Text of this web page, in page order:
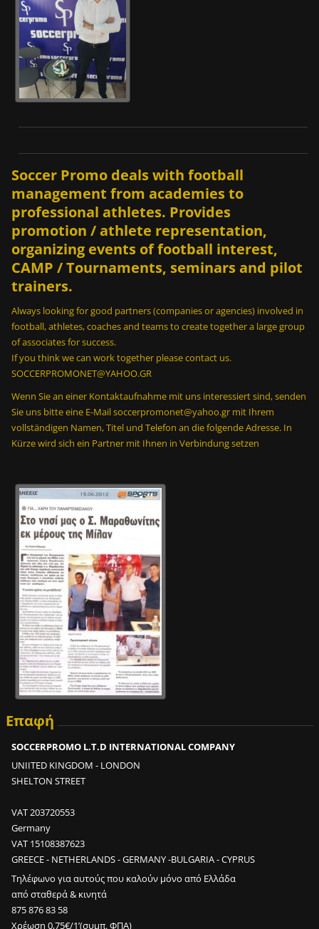
Soccer Promo deals with football
management from academies to
professional athletes. Provides
promotion / athlete representation,
organizing events of football interest,
CAMP / Tournaments, seminars and pilot
trainers.
Always looking for good partners (companies or agencies) involved in
football, athletes, coaches and teams to create together a large group
of associates for success.
If you think we can work together please contact us.
SOCCERPROMONET@YAHOO.GR
Wenn Sie an einer Kontaktaufnahme mit uns interessiert sind, senden
Sie uns bitte eine E-Mail soccerpromonet@yahoo.gr mit Ihrem
vollständigen Namen, Titel und Telefon an die folgende Adresse. In
Kürze wird sich ein Partner mit Ihnen in Verbindung setzen
Επαφή
SOCCERPROMO L.T.D INTERNATIONAL COMPANY
UNIITED KINGDOM - LONDON
SHELTON STREET
VAT 203720553
Germany
VAT 15108387623
GREECE - NETHERLANDS - GERMANY -BULGARIA - CYPRUS
Τηλέφωνο για αυτούς που καλούν μόνο από Ελλάδα
από σταθερά & κινητά
875 876 83 58
Χρέωση 0,75€/1’(συμπ. ΦΠΑ)